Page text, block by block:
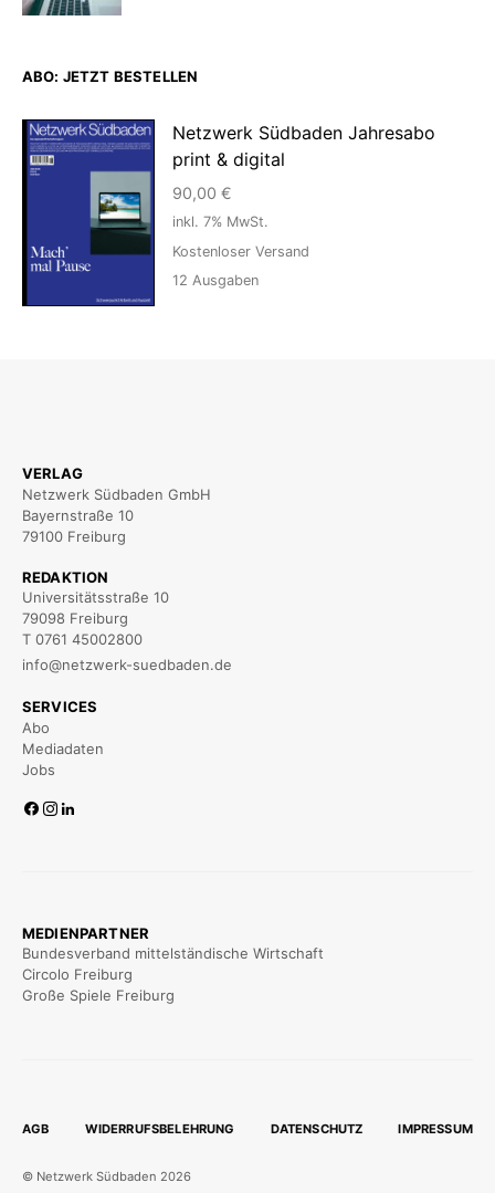
ABO: JETZT BESTELLEN
Netzwerk Südbaden Jahresabo
print & digital
90,00 €
inkl. 7% MwSt.
Kostenloser Versand
12 Ausgaben
VERLAG
Netzwerk Südbaden GmbH
Bayernstraße 10
79100 Freiburg
REDAKTION
Universitätsstraße 10
79098 Freiburg
T 0761 45002800
info@netzwerk-suedbaden.de
SERVICES
Abo
Mediadaten
Jobs
MEDIENPARTNER
Bundesverband mittelständische Wirtschaft
Circolo Freiburg
Große Spiele Freiburg
AGB WIDERRUFSBELEHRUNG DATENSCHUTZ IMPRESSUM
© Netzwerk Südbaden 2026